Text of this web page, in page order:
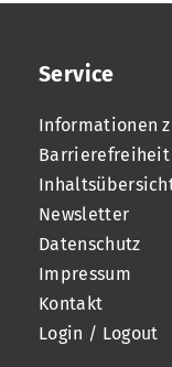
Service
Informationen
Barrierefreiheit
Newsletter
Datenschutz
Impressum
Kontakt
Login / Logout